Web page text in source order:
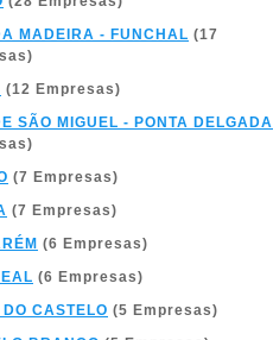
MADEIRA - FUNCHAL (17
(12 Empresas)
SÃO MIGUEL - PONTA DELGADA
(7 Empresas)
(7 Empresas)
(6 Empresas)
(6 Empresas)
CASTELO (5 Empresas)